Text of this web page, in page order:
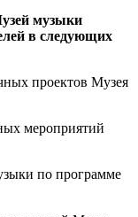
музыки
в следующих
проектов Музея
мероприятий
по программе